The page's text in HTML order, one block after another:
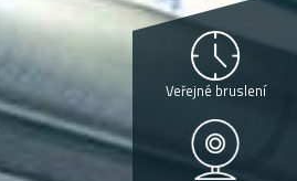
Veřejné bruslení